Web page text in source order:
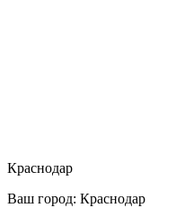
Краснодар
Ваш город: Краснодар